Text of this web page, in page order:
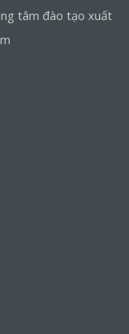
tâm đào tạo xuất